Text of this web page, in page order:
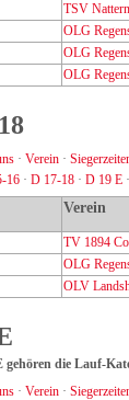
TSV
OLG
OLG
OLG
· Verein ·
16 · D 17-18 · D 19 E ·
Verein
TV 1894
OLG
OLV
die Lauf-
· Verein ·